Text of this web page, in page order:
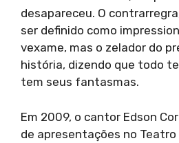
desapareceu. O
ser definido como
vexame, mas o zelador do
história, dizendo que todo
tem seus fantasmas.
Em 2009, o cantor Edson
de apresentações no Teatro